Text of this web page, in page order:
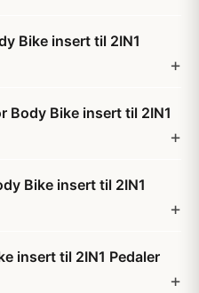
Bike insert til 2IN1
Body Bike insert til 2IN1
Bike insert til 2IN1
insert til 2IN1 Pedaler